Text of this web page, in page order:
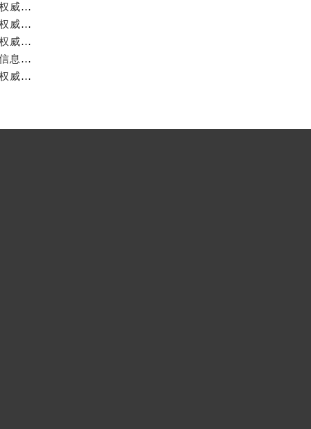
成都宝珀官方售后服务中心｜详细地址与官方服务热线权威信息公示（2026年7月最新）
成都宝珀官方售后服务中心｜官方热线及全部网点地址权威信息公示（2026年7月最新）
成都宝珀官方售后服务中心｜最新官方地址和维修热线权威信息公示（2026年7月最新）
成都宝珀官方售后服务中心｜完整地址及服务热线权威信息公示（2026年7月最新）
成都宝珀官方售后服务中心｜全新地址与官方售后热线权威信息公示（2026年7月最新）